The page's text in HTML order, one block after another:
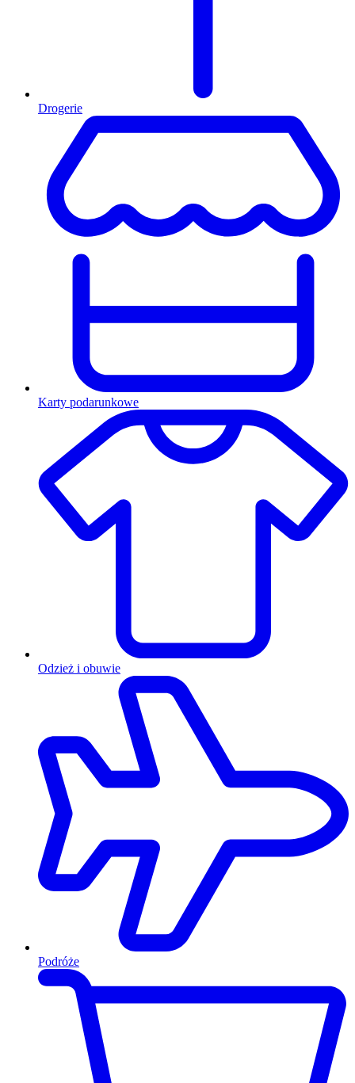
Drogerie
Karty podarunkowe
Odzież i obuwie
Podróże